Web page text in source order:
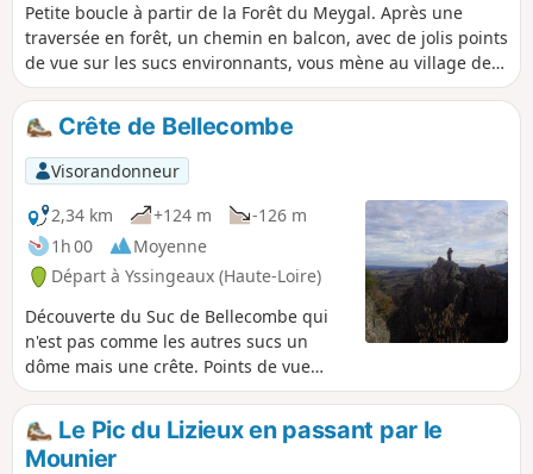
Petite boucle à partir de la Forêt du Meygal. Après une
traversée en forêt, un chemin en balcon, avec de jolis points
de vue sur les sucs environnants, vous mène au village de
Queyrières, qui est surmonté par un remarquable dyke
basaltique. Après la traversée du village de Monedeyres,
vous remontez en traversant d'agréables sous-bois.
Crête de Bellecombe
Visorandonneur
2,34 km
+124 m
-126 m
1h 00
Moyenne
Départ à Yssingeaux (Haute-Loire)
Découverte du Suc de Bellecombe qui
n'est pas comme les autres sucs un
dôme mais une crête. Points de vue
assez escarpés, sentier peu marqué par
endroits, points bleus ajoutés le
24/03/2024 pour ne pas s'égarer !
Le Pic du Lizieux en passant par le
Mounier